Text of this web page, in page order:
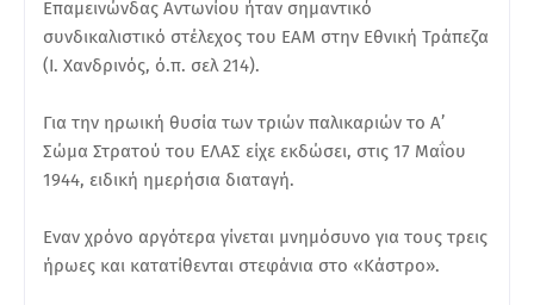
Επαμεινώνδας Αντωνίου ήταν σημαντικό
συνδικαλιστικό στέλεχος του ΕΑΜ στην Εθνική Τράπεζα
(Ι. Χανδρινός, ό.π. σελ 214).
Για την ηρωική θυσία των τριών παλικαριών το Α’
Σώμα Στρατού του ΕΛΑΣ είχε εκδώσει, στις 17 Μαΐου
1944, ειδική ημερήσια διαταγή.
Εναν χρόνο αργότερα γίνεται μνημόσυνο για τους τρεις
ήρωες και κατατίθενται στεφάνια στο «Κάστρο».